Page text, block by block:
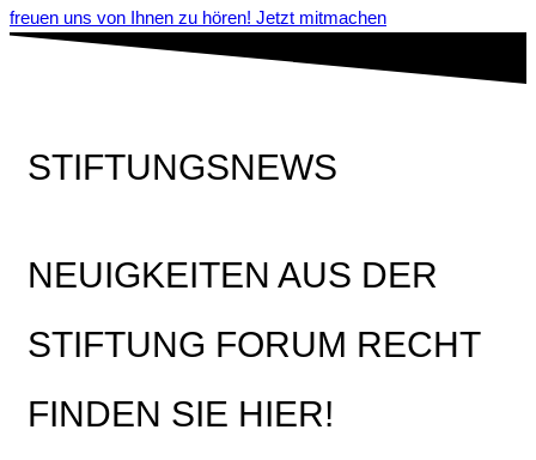
freuen uns von Ihnen zu hören! Jetzt mitmachen
STIFTUNGSNEWS
NEUIGKEITEN AUS DER
STIFTUNG FORUM RECHT
FINDEN SIE HIER!